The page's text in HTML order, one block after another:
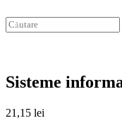
Sisteme
21,15 lei